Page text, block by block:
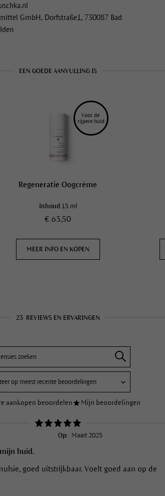
GmbH, Dorfstraße1, 730087 Bad
EEN GOEDE AANVULLING IS
Voor de
rijpere huid
Regeneratie Oogcrème
Inhoud 15 ml
€ 63,50
MEER INFO EN KOPEN
23 REVIEWS EN ERVARINGEN
aankopen beoordelen Mijn beoordelingen
Op: Maart 2025
huid.
goed uitstrijkbaar. Voelt goed aan op de